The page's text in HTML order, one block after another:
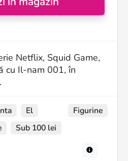
Netflix, Squid Game,
cu Il-nam 001, în
El
Sub 100 lei
Figurine